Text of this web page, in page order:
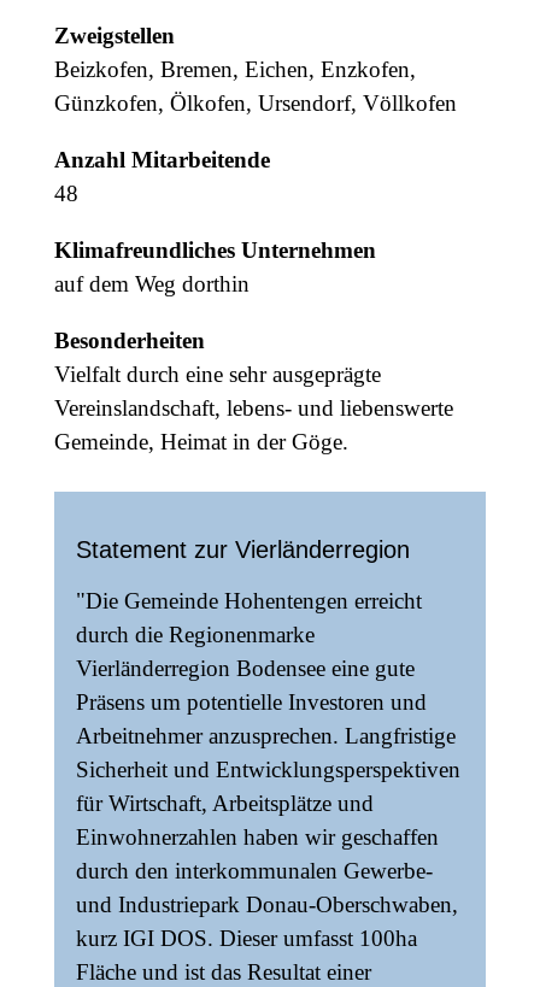
Zweigstellen
Beizkofen, Bremen, Eichen, Enzkofen,
Günzkofen, Ölkofen, Ursendorf, Völlkofen
Anzahl Mitarbeitende
48
Klimafreundliches Unternehmen
auf dem Weg dorthin
Besonderheiten
Vielfalt durch eine sehr ausgeprägte
Vereinslandschaft, lebens- und liebenswerte
Gemeinde, Heimat in der Göge.
Statement zur Vierländerregion
"Die Gemeinde Hohentengen erreicht
durch die Regionenmarke
Vierländerregion Bodensee eine gute
Präsens um potentielle Investoren und
Arbeitnehmer anzusprechen. Langfristige
Sicherheit und Entwicklungsperspektiven
für Wirtschaft, Arbeitsplätze und
Einwohnerzahlen haben wir geschaffen
durch den interkommunalen Gewerbe-
und Industriepark Donau-Oberschwaben,
kurz IGI DOS. Dieser umfasst 100ha
Fläche und ist das Resultat einer